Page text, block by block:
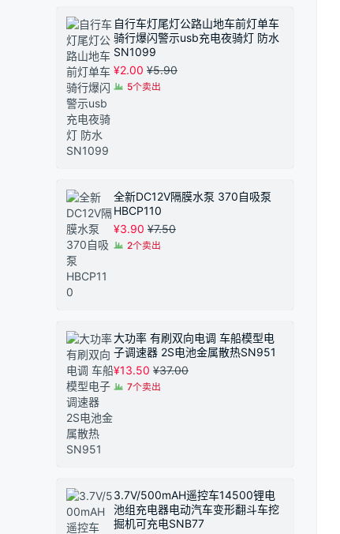
自行车灯尾灯公路山地车前灯单车
骑行爆闪警示usb充电夜骑灯 防水
SN1099
¥2.00 ¥5.90
5个卖出
全新DC12V隔膜水泵 370自吸泵
HBCP110
¥3.90 ¥7.50
2个卖出
大功率 有刷双向电调 车船模型电
子调速器 2S电池金属散热SN951
¥13.50 ¥37.00
7个卖出
3.7V/500mAH遥控车14500锂电
池组充电器电动汽车变形翻斗车挖
掘机可充电SNB77